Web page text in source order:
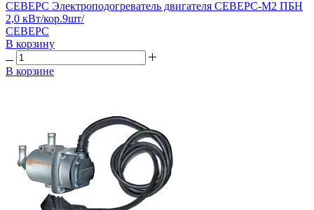
СЕВЕРС Электроподогреватель двигателя СЕВЕРС-М2 ПБН
2,0 кВт/кор.9шт/
СЕВЕРС
В корзину
В корзине